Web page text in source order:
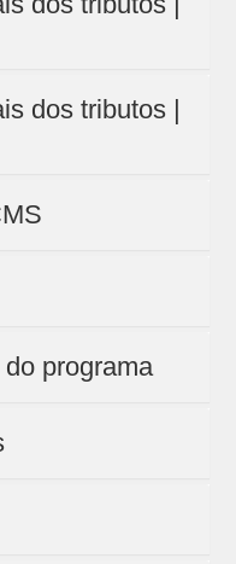
dos tributos |
programa